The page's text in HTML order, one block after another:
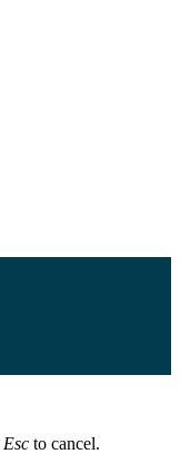
Esc to cancel.